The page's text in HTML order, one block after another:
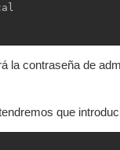
la contraseña de
que